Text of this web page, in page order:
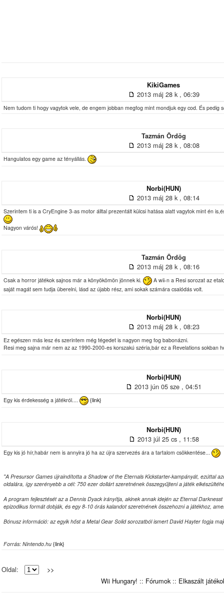
KikiGames
2013 máj 28 k , 06:39
Nem tudom ti hogy vagytok vele, de engem jobban megfog mint mondjuk egy cod. És pedig
Tazmán Ördög
2013 máj 28 k , 08:08
Hangulatos egy game az tényállás.
Norbi(HUN)
2013 máj 28 k , 08:14
Szerintem ti is a CryEngine 3-as motor álltal prezentált külcsi hatása alatt vagytok mint én
Nagyon várós!
Tazmán Ördög
2013 máj 28 k , 08:16
Csak a horror játékok sajnos már a könyökömön jönnek ki.
A wii-n a Resi sorozat az
saját magát sem tudja überelni, lásd az újabb rész, ami sokak számára csalódás volt.
Norbi(HUN)
2013 máj 28 k , 08:23
Ez egészen más lesz és szerintem még tégedet is nagyon meg fog babonázni.
Resi meg sajna már nem az az 1990-2000-es korszakú széria,bár ez a Revelations sokban
Norbi(HUN)
2013 jún 05 sze , 04:51
Egy kis érdekesség a játékról.... {link}
Norbi(HUN)
2013 júl 25 cs , 11:58
Egy kis jó hír,habár nem is annyira jó ha az újra szervezés ára a tartalom csökkentése...
"A Presursor Games újraindította a Shadow of the Eternals Kickstarter-kampányát, ezúttal
oldalára, így szerényebb a cél: 750 ezer dollárt szeretnének összegyűjteni a játék
A program fejlesztését az a Dennis Dyack irányítja, akinek annak idején az Eternal
epizodikus formát dobják, és egy 8-10 órás kalandot szeretnének összehozni a játékhoz,
Bónusz információ: az egyik hőst a Metal Gear Solid sorozatból ismert David Hayter fogja
Forrás: Nintendo.hu {link}
Oldal:
>>
Wii Hungary! :: Fórumok:: Elkaszált